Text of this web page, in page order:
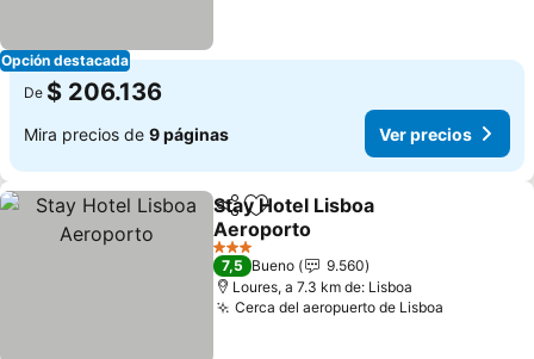
Opción destacada
De $ 206.136
Mira precios de 9 páginas Ver precios
CompartirAgregar a favoritos
Stay Hotel Lisboa
Aeroporto
Ver precios
3 Estrellas
7,5 Bueno
9.560
Loures, a 7.3 km de: Lisboa
Cerca del aeropuerto de Lisboa